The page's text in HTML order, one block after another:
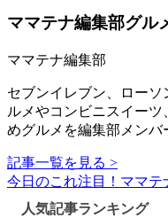
ママテナ編集部グル
ママテナ編集部
セブンイレブン、ロー
ルメやコンビニスイー
めグルメを編集部メンバ
記事一覧を見る >
今日のこれ注目！ママテ
人気記事ランキング